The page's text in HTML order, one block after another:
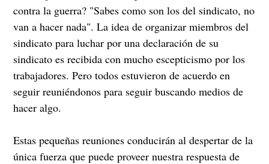
contra la guerra? "Sabes como son los del sindicato, no
van a hacer nada". La idea de organizar miembros del
sindicato para luchar por una declaración de su
sindicato es recibida con mucho escepticismo por los
trabajadores. Pero todos estuvieron de acuerdo en
seguir reuniéndonos para seguir buscando medios de
hacer algo.
Estas pequeñas reuniones conducirán al despertar de la
única fuerza que puede proveer nuestra respuesta de